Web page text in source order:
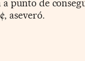
a punto de
aseveró.